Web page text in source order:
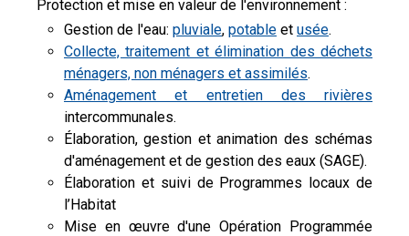
Protection et mise en valeur de l'environnement :
Gestion de l'eau: pluviale, potable et usée.
Collecte, traitement et élimination des déchets
ménagers, non ménagers et assimilés.
Aménagement et entretien des rivières
intercommunales.
Élaboration, gestion et animation des schémas
d'aménagement et de gestion des eaux (SAGE).
Élaboration et suivi de Programmes locaux de
l’Habitat
Mise en œuvre d'une Opération Programmée